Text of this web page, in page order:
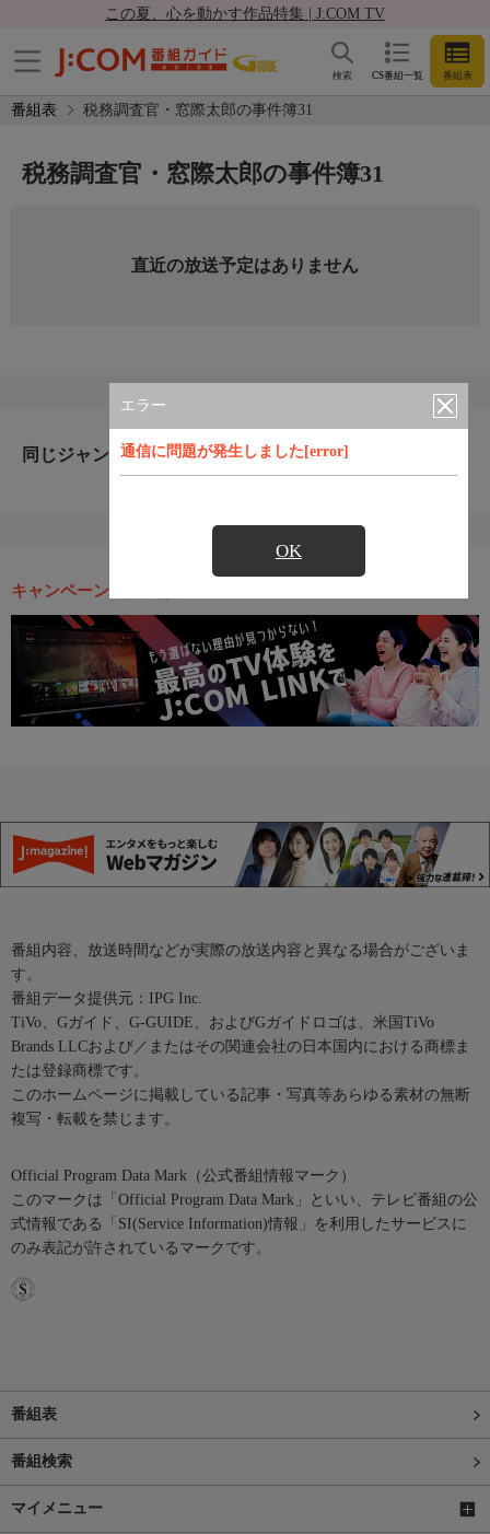
この夏、心を動かす作品特集 | J:COM TV
CS番組一覧 番組表
検索
番組表 税務調査官・窓際太郎の事件簿31
エラー
通信に問題が発生しました[error]
OK
税務調査官・窓際太郎の事件簿31
直近の放送予定はありません
同じジャンルのおすすめ番組
キャンペーン・お得な情報
番組内容、放送時間などが実際の放送内容と異なる場合がございま
す。
番組データ提供元：IPG Inc.
TiVo、Gガイド、G-GUIDE、およびGガイドロゴは、米国TiVo
Brands LLCおよび／またはその関連会社の日本国内における商標ま
たは登録商標です。
このホームページに掲載している記事・写真等あらゆる素材の無断
複写・転載を禁じます。
Official Program Data Mark（公式番組情報マーク）
このマークは「Official Program Data Mark」といい、テレビ番組の公
式情報である「SI(Service Information)情報」を利用したサービスに
のみ表記が許されているマークです。
番組表
番組検索
マイメニュー